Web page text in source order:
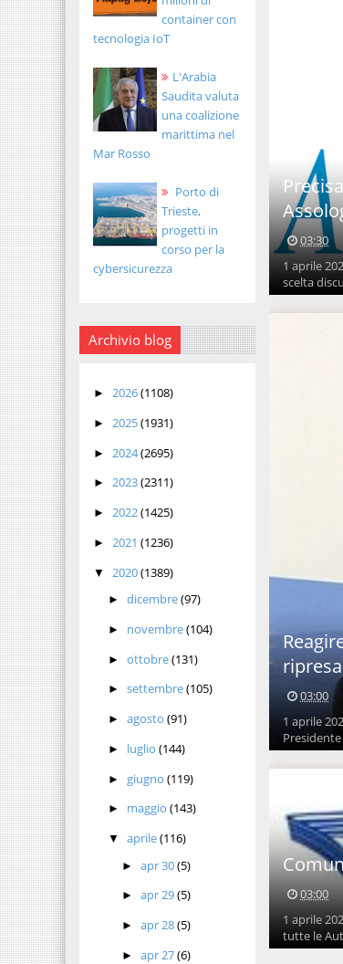
container con
tecnologia IoT
L'Arabia
Saudita valuta
una coalizione
marittima nel
Mar Rosso
Porto di
Trieste,
progetti in
corso per la
cybersicurezza
Archivio blog
► 2026(1108)
► 2025(1931)
► 2024(2695)
► 2023(2311)
► 2022(1425)
► 2021 (1236)
▼ 2020(1389)
► dicembre(97)
► novembre(104)
► ottobre(131)
► settembre(105)
► agosto (91)
► luglio (144)
► giugno (119)
► maggio (143)
▼ aprile(116)
►apr 30(5)
►apr 29(5)
►apr 28(5)
►apr 27(6)
03:30
1 aprile
scelta
ripresa
03:00
1 aprile
03:00
1 aprile
tutte le